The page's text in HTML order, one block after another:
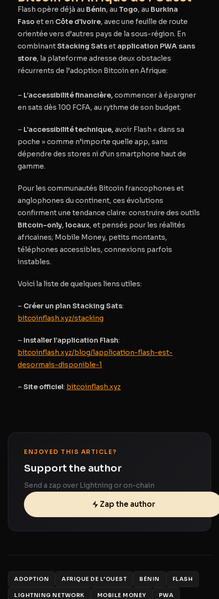
Flash opère déjà au Bénin, au Togo, au Burkina
Faso et en Côte d’Ivoire, avec une feuille de route
orientée vers d’autres pays de la sous-région. En
combinantStacking Satset application PWA sans
store, la plateforme adresse deux obstacles
récurrents de l’adoption Bitcoin en Afrique:
– L’accessibilité financière, commencer à épargner
en sats dès 100 FCFA, au rythme de son budget.
– L’accessibilité technique, avoir Flash « dans sa
poche » comme n’importe quelle app, sans
dépendre des stores ni d’un smartphone haut de
gamme.
Pour les communautés Bitcoin francophones et
anglophones du continent, ces évolutions
confirment une tendance claire: construire des outils
Bitcoin-only, locaux, et pensés pour les réalités
africaines; Mobile Money, petits montants,
téléphones accessibles, connexions parfois
instables.
Voici la liste de quelques liens utiles:
– Créer un plan Stacking Sats:
bitcoinflash.xyz/stacking
– Installer l’application Flash:
bitcoinflash.xyz/blog/lapplication-flash-est-
desormais-disponible-1
– Site officiel: bitcoinflash.xyz
ENJOYED THIS ARTICLE?
Support the author
Send a zap over Lightning or on-chain
Zap the author
ADOPTION AFRIQUE DE L’OUEST BÉNIN FLASH
LIGHTNING NETWORK MOBILE MONEY PWA